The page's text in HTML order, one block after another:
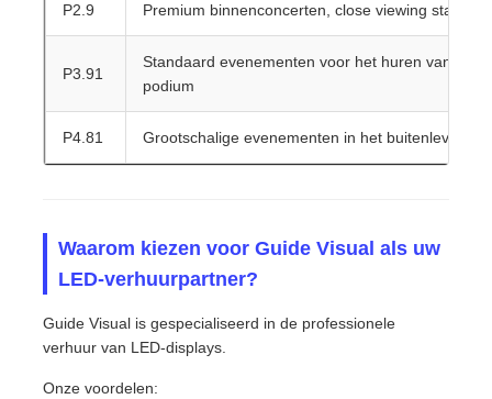
P2.9 Premium binnenconcerten, close viewing stages
P3.91
Standaard evenementen voor het huren van een
podium
P4.81 Grootschalige evenementen in het buitenleven
Waarom kiezen voor Guide Visual als uw
LED-verhuurpartner?
Guide Visual is gespecialiseerd in de professionele
verhuur van LED-displays.
Onze voordelen: